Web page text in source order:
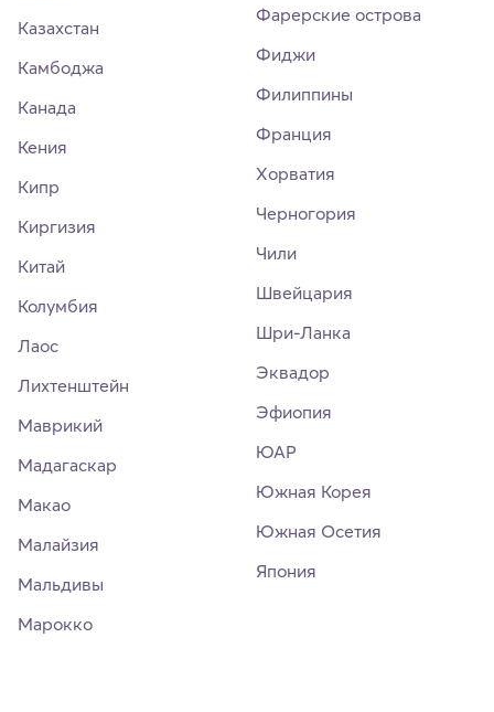
Казахстан
Камбоджа
Канада
Кения
Кипр
Киргизия
Китай
Колумбия
Лаос
Лихтенштейн
Маврикий
Мадагаскар
Макао
Малайзия
Мальдивы
Марокко
Фарерские острова
Фиджи
Филиппины
Франция
Хорватия
Черногория
Чили
Швейцария
Шри-Ланка
Эквадор
Эфиопия
ЮАР
Южная Корея
Южная Осетия
Япония